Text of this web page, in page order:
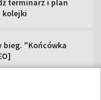
terminarz i plan
kolejki
bieg. "Końcówka